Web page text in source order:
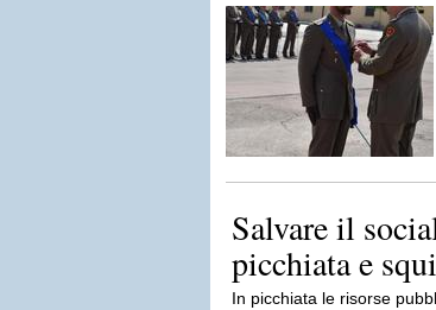
Salvare il
picchiata e
In picchiata le risorse